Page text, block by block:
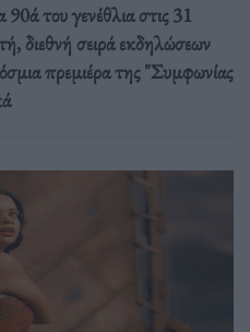
του γενέθλια στις 31
διεθνή σειρά εκδηλώσεων
πρεμιέρα της "Συμφωνίας